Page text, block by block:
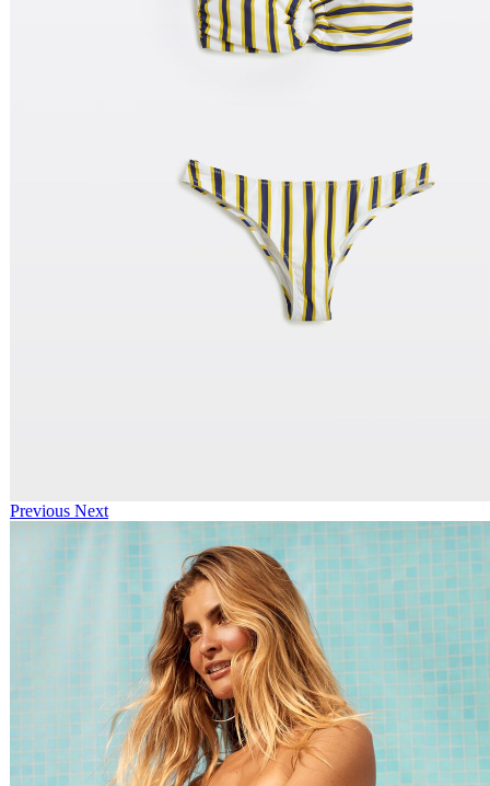
Previous Next